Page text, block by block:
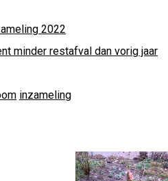
2022
minder restafval dan vorig jaar
inzameling